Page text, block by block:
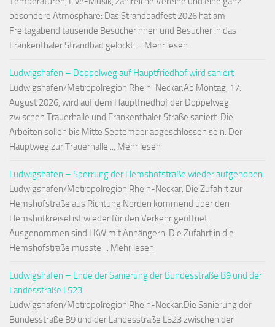
besondere Atmosphäre: Das Strandbadfest 2026 hat am
Freitagabend tausende Besucherinnen und Besucher in das
Frankenthaler Strandbad gelockt. ... Mehr lesen
Ludwigshafen – Doppelweg auf Hauptfriedhof wird saniert
Ludwigshafen/Metropolregion Rhein-Neckar.Ab Montag, 17.
August 2026, wird auf dem Hauptfriedhof der Doppelweg
zwischen Trauerhalle und Frankenthaler Straße saniert. Die
Arbeiten sollen bis Mitte September abgeschlossen sein. Der
Hauptweg zur Trauerhalle ... Mehr lesen
Ludwigshafen – Sperrung der Hemshofstraße wieder aufgehoben
Ludwigshafen/Metropolregion Rhein-Neckar. Die Zufahrt zur
Hemshofstraße aus Richtung Norden kommend über den
Hemshofkreisel ist wieder für den Verkehr geöffnet.
Ausgenommen sind LKW mit Anhängern. Die Zufahrt in die
Hemshofstraße musste ... Mehr lesen
Ludwigshafen – Ende der Sanierung der Bundesstraße B9 und der
Landesstraße L523
Ludwigshafen/Metropolregion Rhein-Neckar.Die Sanierung der
Bundesstraße B9 und der Landesstraße L523 zwischen der